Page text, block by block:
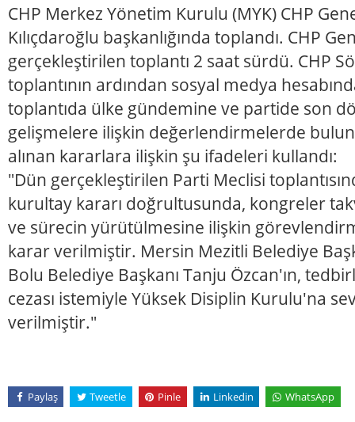
CHP Merkez Yönetim Kurulu (MYK) CHP
Kılıçdaroğlu başkanlığında toplandı. CHP
gerçekleştirilen toplantı 2 saat sürdü. CHP
toplantının ardından sosyal medya
toplantıda ülke gündemine ve partide son
gelişmelere ilişkin değerlendirmelerde
alınan kararlara ilişkin şu ifadeleri kullandı:
"Dün gerçekleştirilen Parti Meclisi
kurultay kararı doğrultusunda, kongreler
ve sürecin yürütülmesine ilişkin
karar verilmiştir. Mersin Mezitli Belediye
Bolu Belediye Başkanı Tanju Özcan'ın,
cezası istemiyle Yüksek Disiplin Kurulu'na
verilmiştir."
Paylaş Tweetle Pinle Linkedin WhatsApp